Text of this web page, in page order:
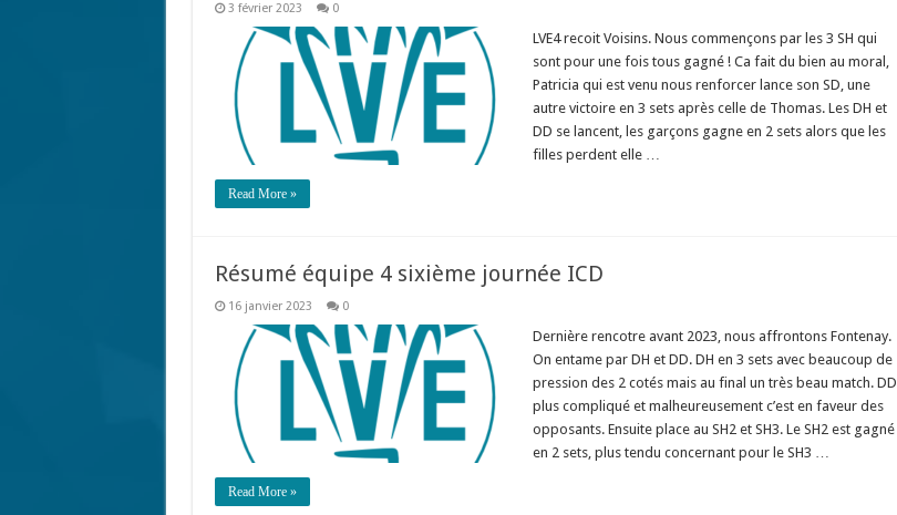
3 février 2023 0
LVE4 recoit Voisins. Nous commençons par les 3 SH qui
sont pour une fois tous gagné ! Ca fait du bien au moral,
Patricia qui est venu nous renforcer lance son SD, une
autre victoire en 3 sets après celle de Thomas. Les DH et
DD se lancent, les garçons gagne en 2 sets alors que les
filles perdent elle …
Read More »
Résumé équipe 4 sixième journée ICD
16 janvier 2023 0
Dernière rencotre avant 2023, nous affrontons Fontenay.
On entame par DH et DD. DH en 3 sets avec beaucoup de
pression des 2 cotés mais au final un très beau match. DD
plus compliqué et malheureusement c’est en faveur des
opposants. Ensuite place au SH2 et SH3. Le SH2 est gagné
en 2 sets, plus tendu concernant pour le SH3 …
Read More »